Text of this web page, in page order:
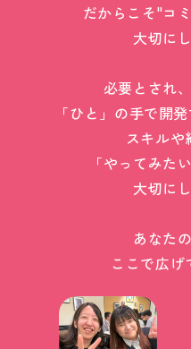
だからこそ"コ
大切に
必要とされ
「ひと」の手で開
スキルや
「やってみた
大切に
あなた
ここで広げ